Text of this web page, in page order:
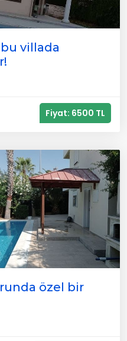
villada
Fiyat: 6500 TL
özel bir